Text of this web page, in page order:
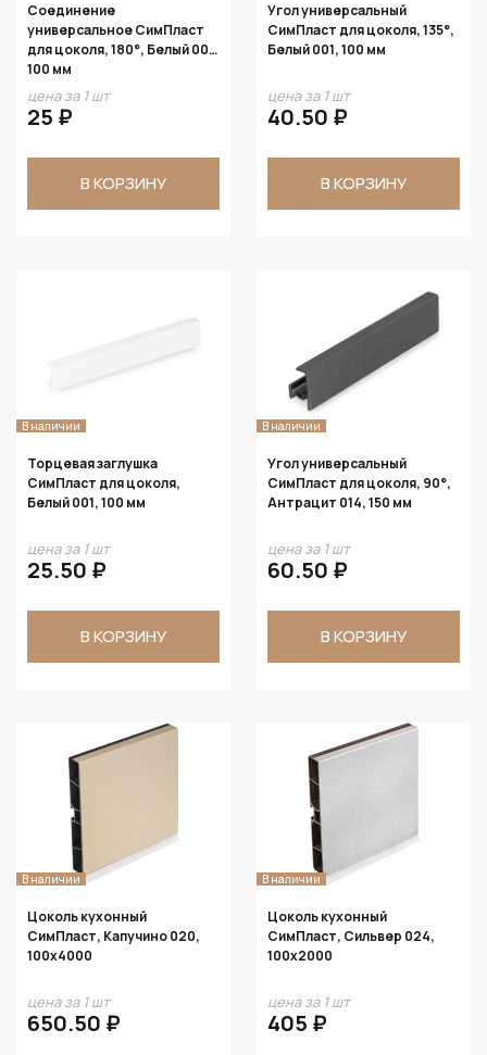
Соединение
универсальное СимПласт
для цоколя, 180°, Белый 001,
100 мм
цена за 1 шт
25 ₽
В КОРЗИНУ
Угол универсальный
СимПласт для цоколя, 135°,
Белый 001, 100 мм
цена за 1 шт
40.50 ₽
В КОРЗИНУ
В наличии
Торцевая заглушка
СимПласт для цоколя,
Белый 001, 100 мм
цена за 1 шт
25.50 ₽
В КОРЗИНУ
В наличии
Угол универсальный
СимПласт для цоколя, 90°,
Антрацит 014, 150 мм
цена за 1 шт
60.50 ₽
В КОРЗИНУ
В наличии
Цоколь кухонный
СимПласт, Капучино 020,
100х4000
цена за 1 шт
650.50 ₽
В наличии
Цоколь кухонный
СимПласт, Сильвер 024,
100х2000
цена за 1 шт
405 ₽